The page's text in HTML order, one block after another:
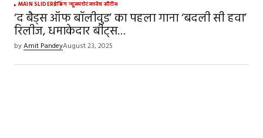
MAIN SLIDERब्रेकिंग न्यूज़मनोरंजनवेब सीरीज
‘द बैड्स ऑफ बॉलीवुड’ का पहला गाना ‘बदली सी हवा’
रिलीज, धमाकेदार बीट्स…
byAmit PandeyAugust 23, 2025